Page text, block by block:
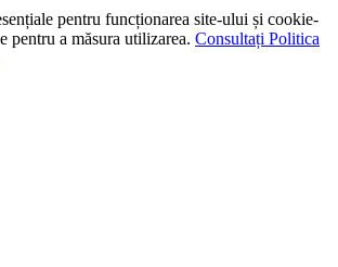
pentru funcționarea site-ului și cookie-
pentru a măsura utilizarea. Consultați Politica